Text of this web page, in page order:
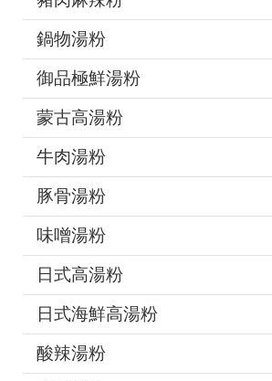
鍋物湯粉
御品極鮮湯粉
蒙古高湯粉
牛肉湯粉
豚骨湯粉
味噌湯粉
日式高湯粉
日式海鮮高湯粉
酸辣湯粉